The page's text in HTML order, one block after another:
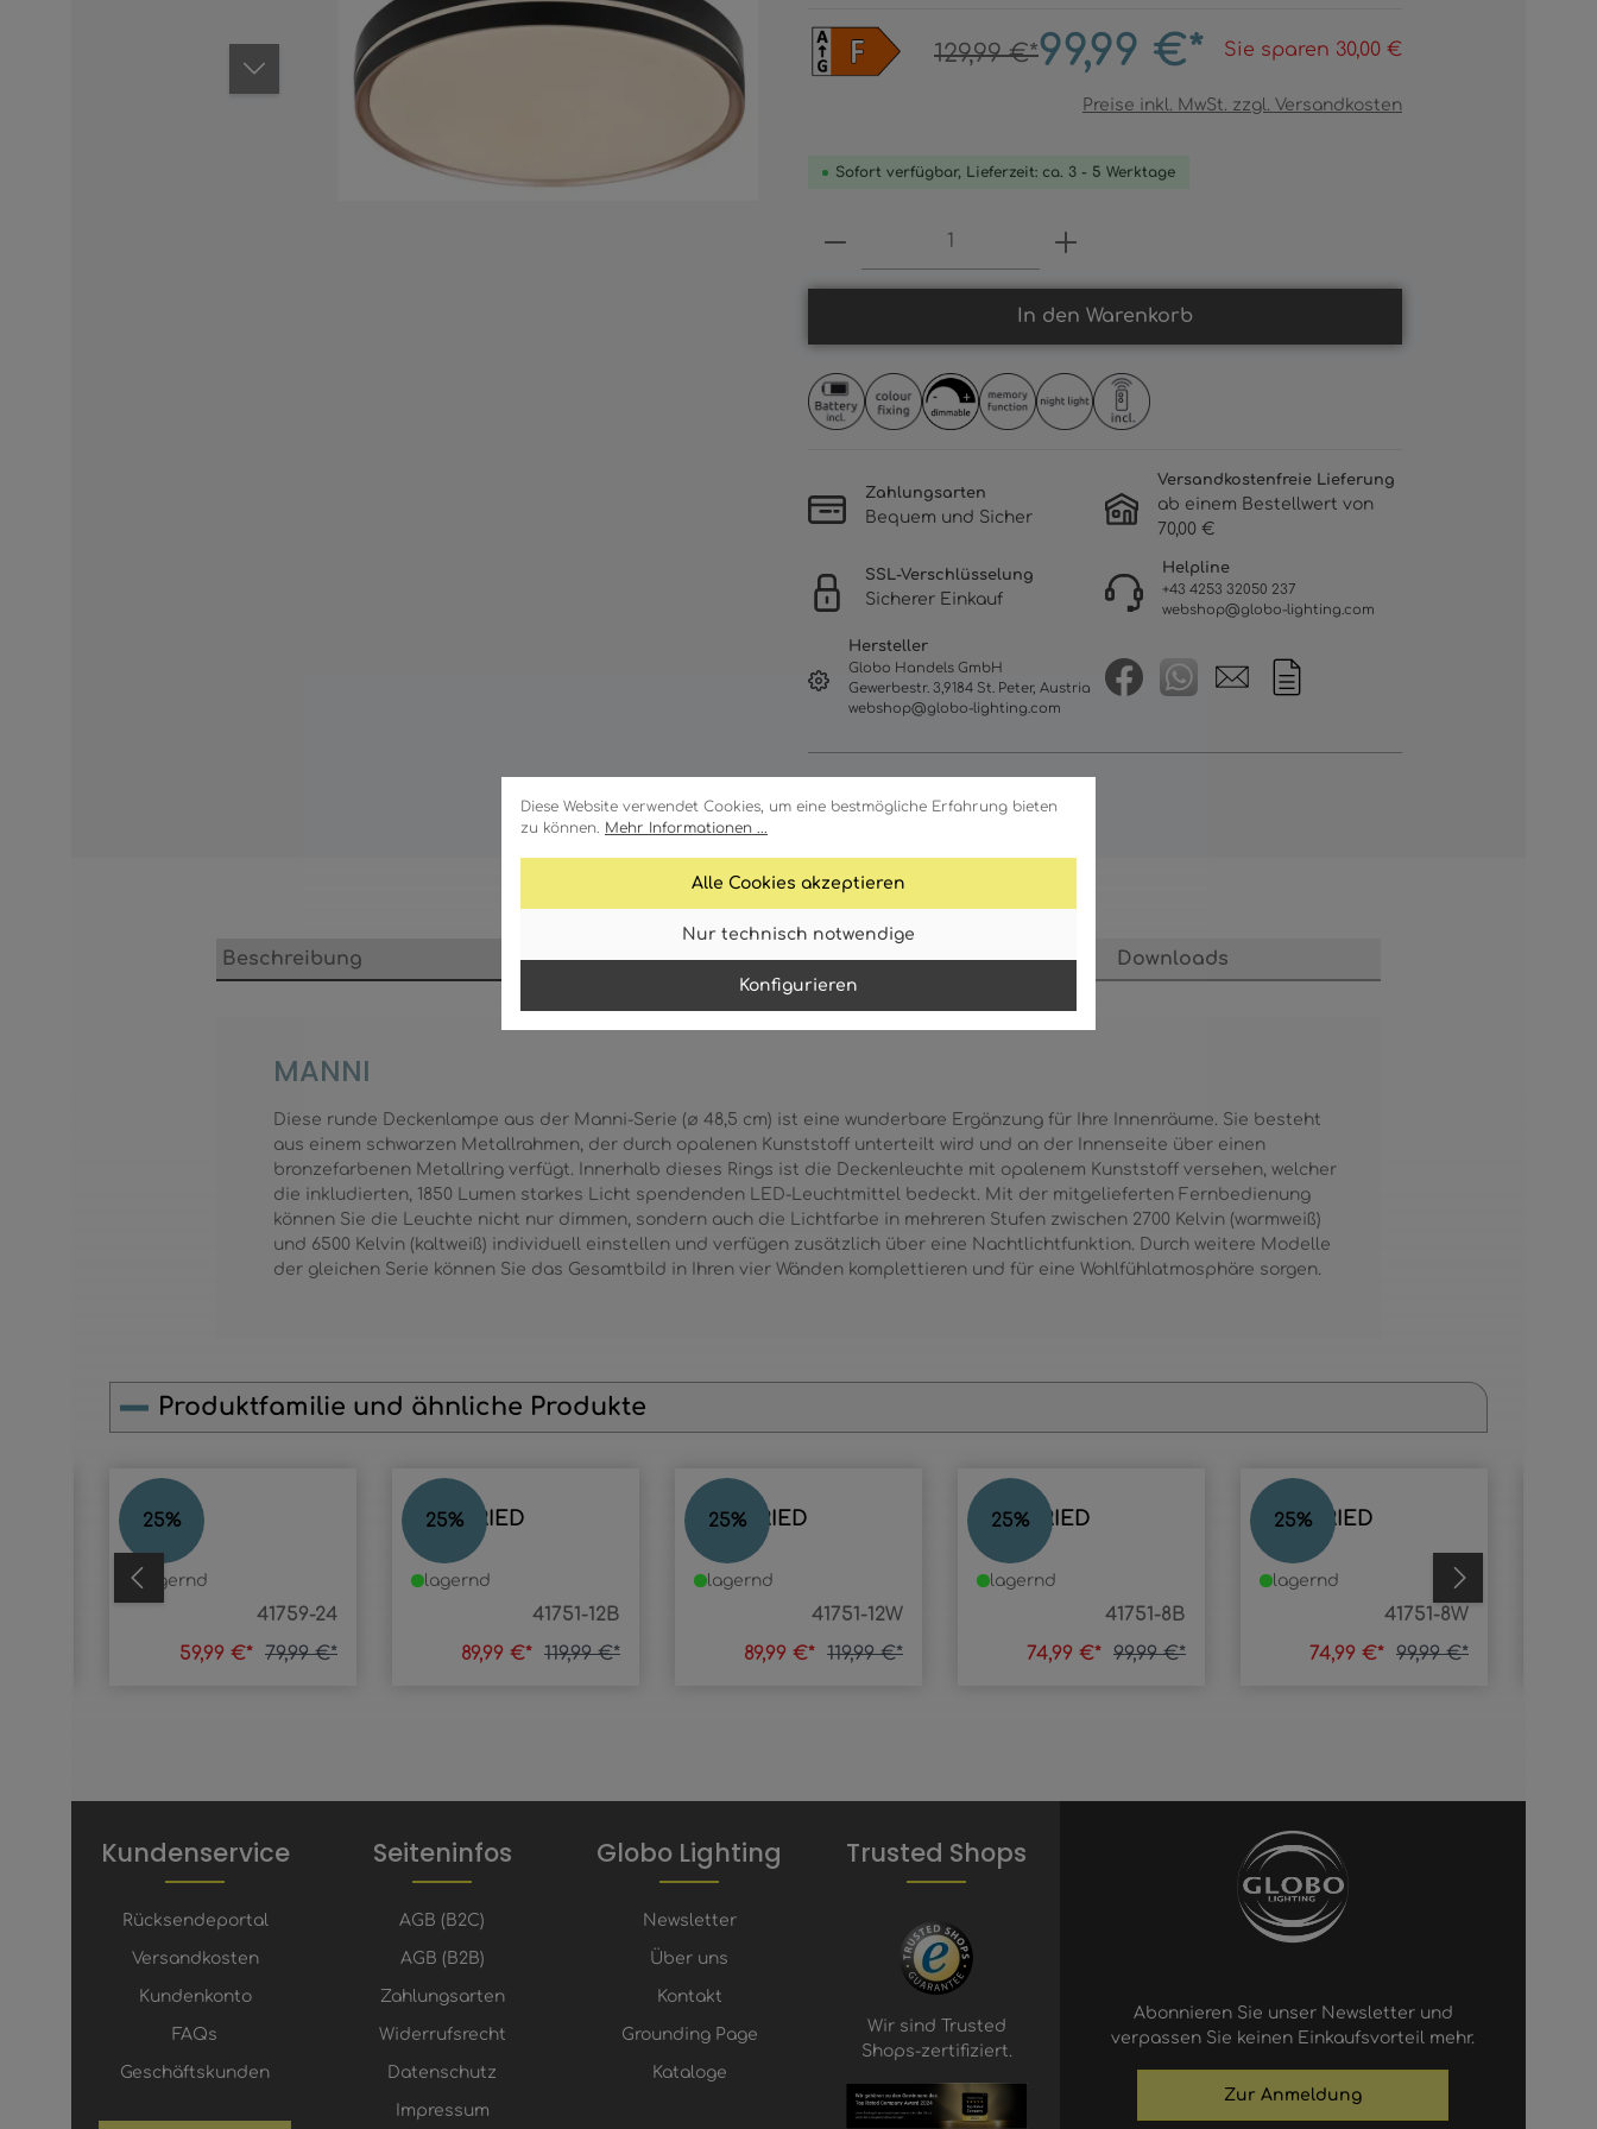
Diese Website verwendet Cookies, um eine bestmögliche Erfahrung bieten
zu können. Mehr Informationen ...
Alle Cookies akzeptieren
Nur technisch notwendige
Konfigurieren
129,99 €*99,99 €* Sie sparen 30,00 €
Preise inkl. MwSt. zzgl. Versandkosten
Sofort verfügbar, Lieferzeit: ca. 3 - 5 Werktage
Produkt Anzahl: Gib den gewünschten Wert ein
In den Warenkorb
Zahlungsarten
Bequem und Sicher
Versandkostenfreie Lieferung
ab einem Bestellwert von
70,00 €
SSL-Verschlüsselung
Sicherer Einkauf
Helpline
+43 4253 32050 237
webshop@globo-lighting.com
Hersteller
Globo Handels GmbH
Gewerbestr. 3,9184 St. Peter, Austria
webshop@globo-lighting.com
Beschreibung Merkmale Technische Daten Downloads
MANNI
Diese runde Deckenlampe aus der Manni-Serie (ø 48,5 cm) ist eine wunderbare Ergänzung für Ihre Innenräume. Sie besteht
aus einem schwarzen Metallrahmen, der durch opalenen Kunststoff unterteilt wird und an der Innenseite über einen
bronzefarbenen Metallring verfügt. Innerhalb dieses Rings ist die Deckenleuchte mit opalenem Kunststoff versehen, welcher
die inkludierten, 1850 Lumen starkes Licht spendenden LED-Leuchtmittel bedeckt. Mit der mitgelieferten Fernbedienung
können Sie die Leuchte nicht nur dimmen, sondern auch die Lichtfarbe in mehreren Stufen zwischen 2700 Kelvin (warmweiß)
und 6500 Kelvin (kaltweiß) individuell einstellen und verfügen zusätzlich über eine Nachtlichtfunktion. Durch weitere Modelle
der gleichen Serie können Sie das Gesamtbild in Ihren vier Wänden komplettieren und für eine Wohlfühlatmosphäre sorgen.
Produktfamilie und ähnliche Produkte
Produktgalerie überspringen
25%
MANNI
41759-24
lagernd
59,99 €* 79,99 €*
25%
SIEGFRIED
41751-12B
lagernd
89,99 €* 119,99 €*
25%
SIEGFRIED
41751-12W
lagernd
89,99 €* 119,99 €*
25%
SIEGFRIED
41751-8B
lagernd
74,99 €* 99,99 €*
25%
SIEGFRIED
41751-8W
lagernd
74,99 €* 99,99 €*
Kundenservice
Rücksendeportal
Versandkosten
Kundenkonto
FAQs
Geschäftskunden
Seiteninfos
AGB (B2C)
AGB (B2B)
Zahlungsarten
Widerrufsrecht
Datenschutz
Impressum
Globo Lighting
Newsletter
Über uns
Kontakt
Grounding Page
Kataloge
Trusted Shops
Wir sind Trusted
Shops-zertifiziert.
Abonnieren Sie unser Newsletter und
verpassen Sie keinen Einkaufsvorteil mehr.
Zur Anmeldung